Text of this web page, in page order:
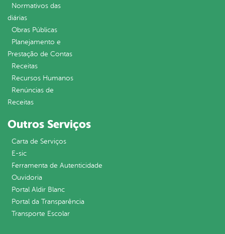
Normativos das
diárias
Obras Públicas
Planejamento e
Prestação de Contas
Receitas
Recursos Humanos
Renúncias de
Receitas
Outros Serviços
Carta de Serviços
E-sic
Ferramenta de Autenticidade
Ouvidoria
Portal Aldir Blanc
Portal da Transparência
Transporte Escolar